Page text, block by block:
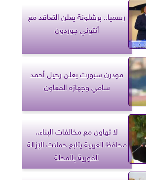
رسميا.. برشلونة يعلن التعاقد مع
أنتوني جوردون
مودرن سبورت يعلن رحيل أحمد
سامي وجهازه المعاون
لا تهاون مع مخالفات البناء..
محافظ الغربية يتابع حملات الإزالة
الفورية بالمحلة